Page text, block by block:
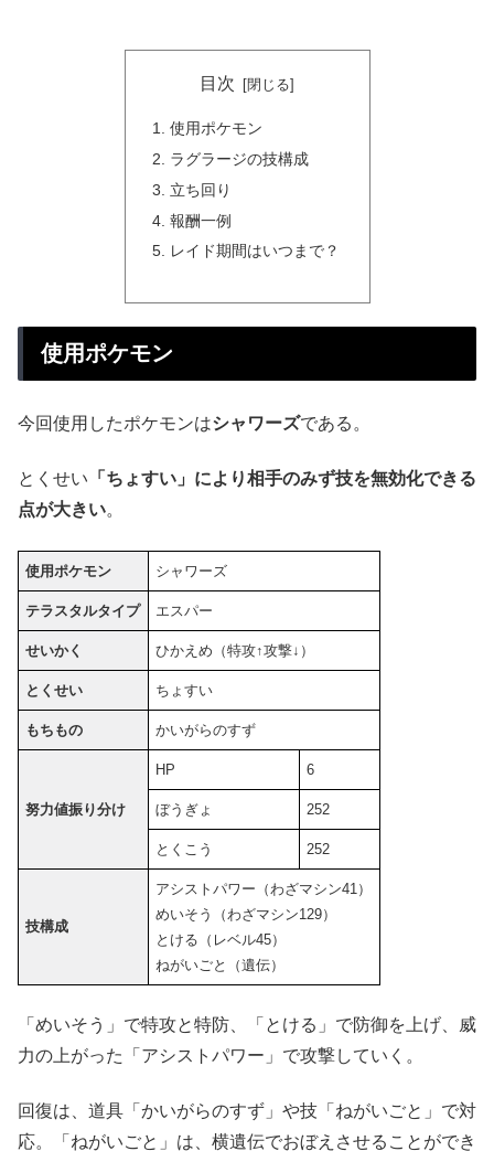
目次
使用ポケモン
ラグラージの技構成
立ち回り
報酬一例
レイド期間はいつまで？
使用ポケモン
今回使用したポケモンはシャワーズである。
とくせい 「ちょすい」により相手のみず技を無効化できる
点が大きい。
使用ポケモン シャワーズ
テラスタルタイプ エスパー
せいかく ひかえめ（特攻↑攻撃↓）
とくせい ちょすい
もちもの かいがらのすず
努力値振り分け
HP 6
ぼうぎょ 252
とくこう 252
技構成
アシストパワー（わざマシン41）
めいそう（わざマシン129）
とける（レベル45）
ねがいごと（遺伝）
「めいそう」で特攻と特防、「とける」で防御を上げ、威
力の上がった「アシストパワー」で攻撃していく。
回復は、道具「かいがらのすず」や技「ねがいごと」で対
応。「ねがいごと」は、横遺伝でおぼえさせることができ